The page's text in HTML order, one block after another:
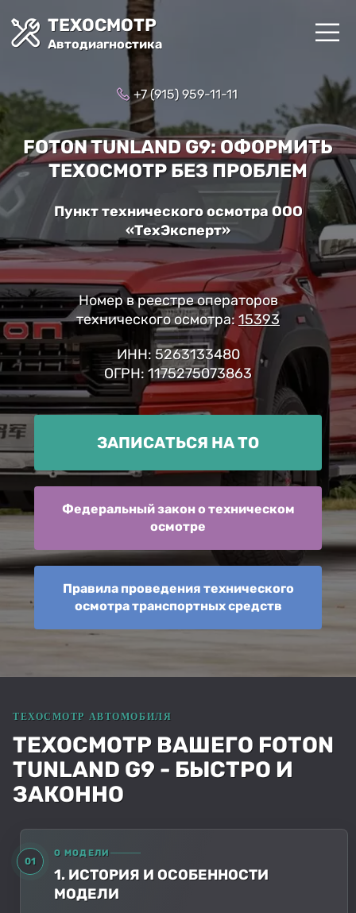
ТЕХОСМОТР
Автодиагностика
+7 (915) 959-11-11
FOTON TUNLAND G9: ОФОРМИТЬ
ТЕХОСМОТР БЕЗ ПРОБЛЕМ
Пункт технического осмотра ООО
«ТехЭксперт»
Номер в реестре операторов
технического осмотра:15393
ИНН: 5263133480
ОГРН: 1175275073863
ЗАПИСАТЬСЯ НА ТО
Федеральный закон о техническом
осмотре
Правила проведения технического
осмотра транспортных средств
ТЕХОСМОТР ВАШЕГО FOTON
TUNLAND G9 - БЫСТРО И
ЗАКОННО
01
О МОДЕЛИ
1. ИСТОРИЯ И ОСОБЕННОСТИ
МОДЕЛИ